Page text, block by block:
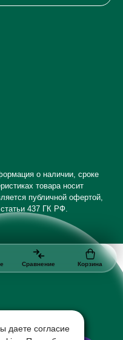
о наличии, сроке
товара носит
публичной офертой,
437 ГК РФ.
Сравнение Корзина
даете согласие